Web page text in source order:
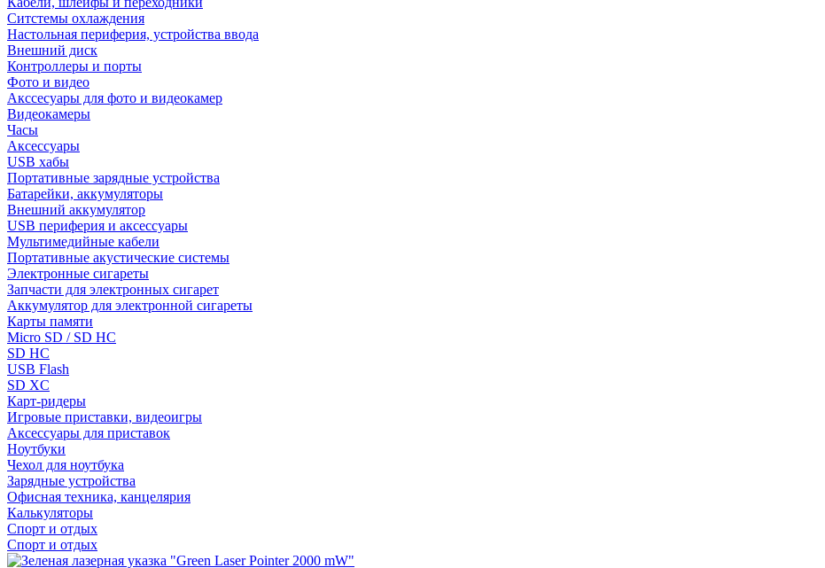
Ситстемы охлаждения
Настольная периферия, устройства ввода
Внешний диск
Контроллеры и порты
Фото и видео
Акссесуары для фото и видеокамер
Видеокамеры
Часы
Аксессуары
USB хабы
Портативные зарядные устройства
Батарейки, аккумуляторы
Внешний аккумулятор
USB периферия и аксессуары
Мультимедийные кабели
Портативные акустические системы
Электронные сигареты
Запчасти для электронных сигарет
Аккумулятор для электронной сигареты
Карты памяти
Micro SD / SD HC
SD HC
USB Flash
SD XC
Карт-ридеры
Игровые приставки, видеоигры
Аксессуары для приставок
Ноутбуки
Чехол для ноутбука
Зарядные устройства
Офисная техника, канцелярия
Калькуляторы
Спорт и отдых
Спорт и отдых